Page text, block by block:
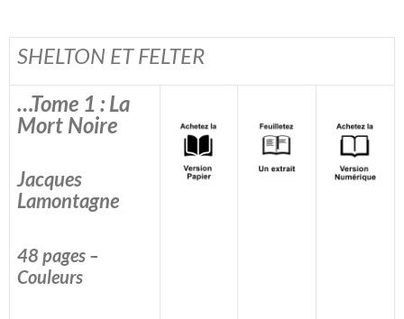
SHELTON ET FELTER
…Tome 1 : La
Mort Noire
Jacques
Lamontagne
48 pages –
Couleurs